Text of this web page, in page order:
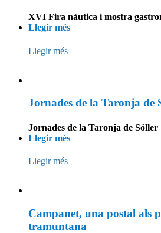
XVI Fira nàutica i mostra
Llegir més
Llegir més
Jornades de la Taronja de
Jornades de la Taronja de Sóller
Llegir més
Llegir més
Campanet, una postal als
tramuntana